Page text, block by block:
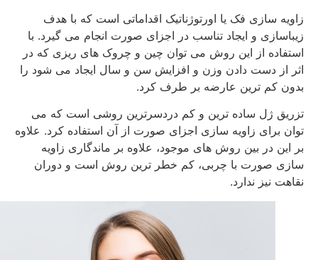
زاویه سازی فک یا اورتوژناتیک اقداماتی است که با هدف
زیباسازی و ایجاد تناسب در اجزای صورت انجام می گیرد. با
استفاده از این روش می توان چین و چروک های ریزی که در
اثر از دست دادن وزن و افزایش سن و سال ایجاد می شود را
بدون کم ترین عارضه بر طرف کرد.
تزریق ژل ساده ترین و کم دردسرترین روشی است که می
توان برای زاویه سازی اجزای صورت از آن استفاده کرد. علاوه
بر این در بین روش های موجود، علاوه بر ماندگاری زاویه
سازی صورت با چربی، کم خطر ترین روش است و دوران
نقاهت نیز ندارد.